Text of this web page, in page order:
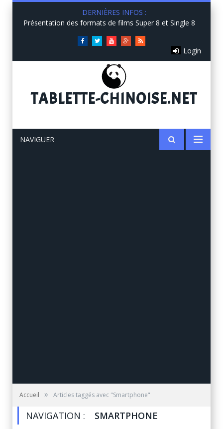
DERNIÈRES INFOS :
Présentation des formats de films Super 8 et Single 8
FacebookTwitterYou
Google+RSS
Login
TABLETTE-CHINOISE.NET
NAVIGUER
Accueil » Articles taggés avec "Smartphone"
NAVIGATION : SMARTPHONE